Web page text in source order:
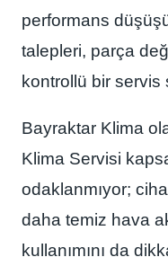
performans
talepleri, parça
kontrollü bir servis
Bayraktar Klima
Klima Servisi
odaklanmıyor;
daha temiz hava
kullanımını da